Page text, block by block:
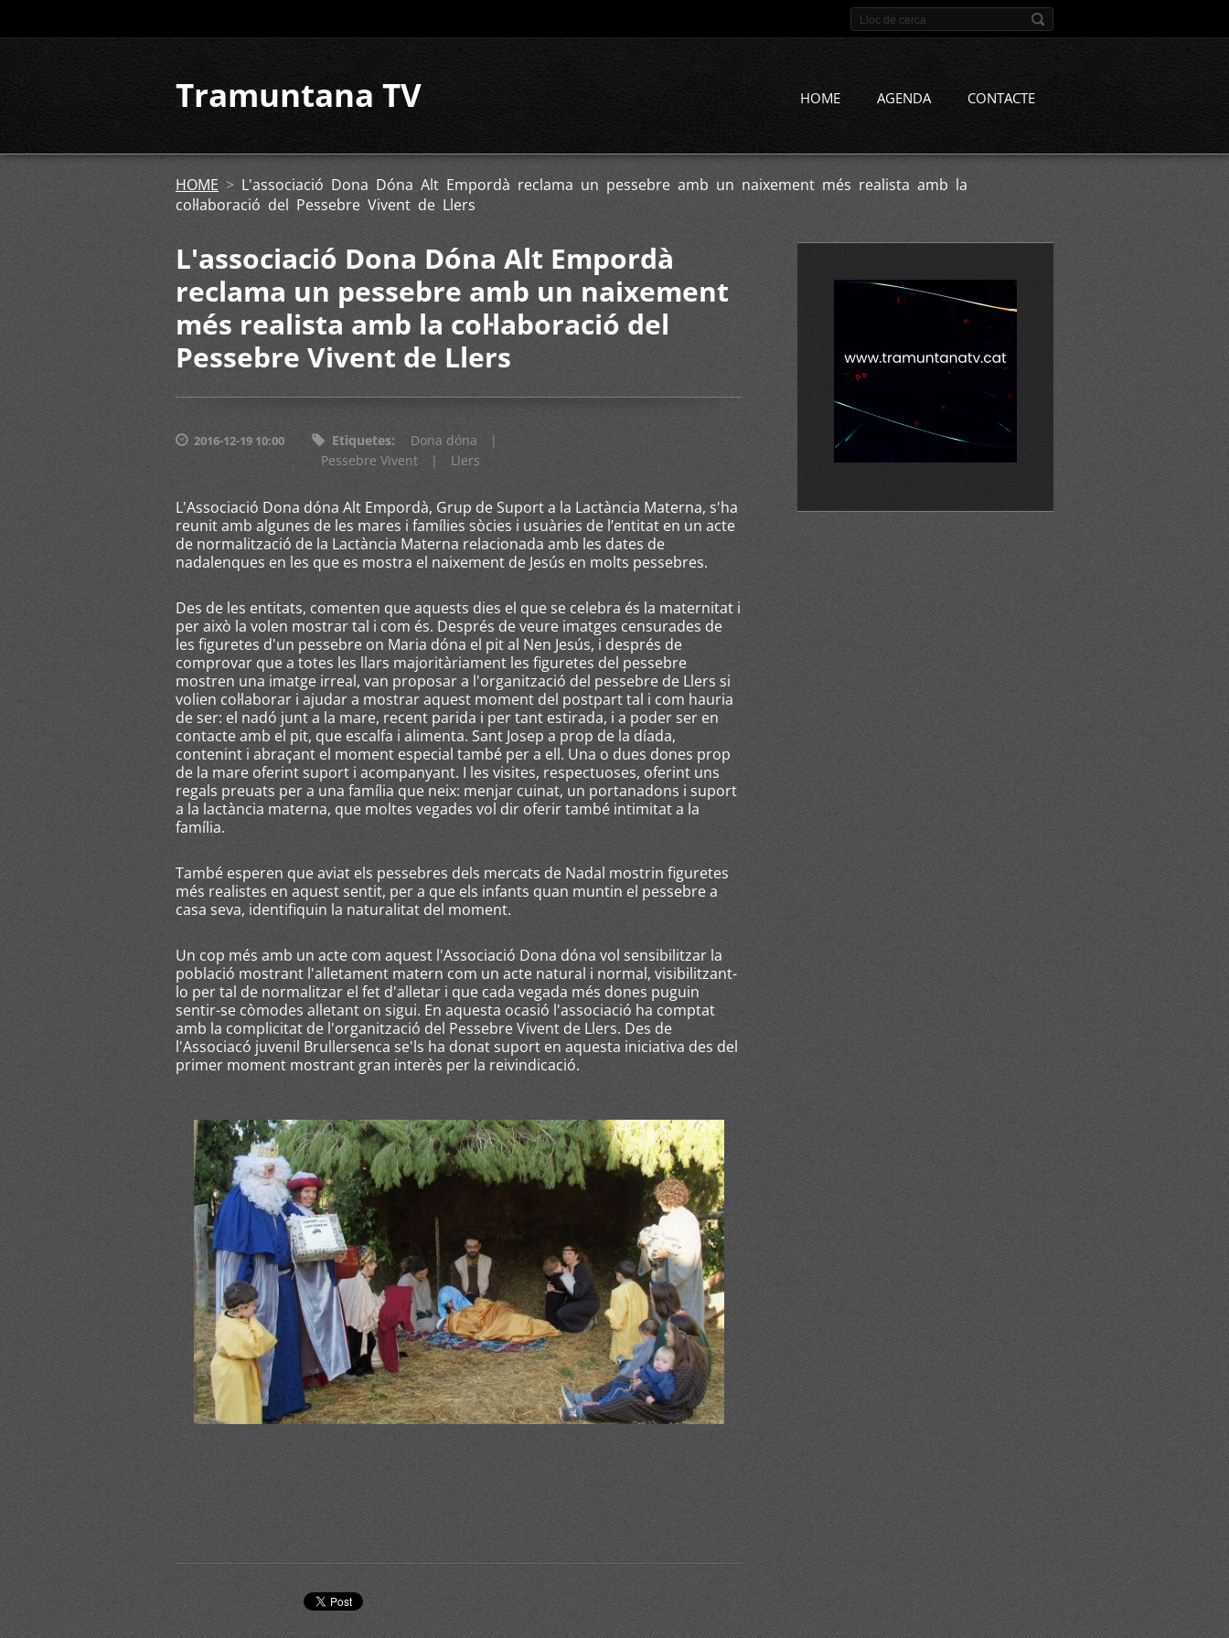
Tramuntana TV HOME AGENDA CONTACTE
HOME > L'associació Dona Dóna Alt Empordà reclama un pessebre amb un naixement més realista amb la
col·laboració del Pessebre Vivent de Llers
L'associació Dona Dóna Alt Empordà
reclama un pessebre amb un naixement
més realista amb la col·laboració del
Pessebre Vivent de Llers
2016-12-19 10:00 Etiquetes: Dona dóna
|
Pessebre Vivent
| Llers
L'Associació Dona dóna Alt Empordà, Grup de Suport a la Lactància Materna, s'ha
reunit amb algunes de les mares i famílies sòcies i usuàries de l’entitat en un acte
de normalització de la Lactància Materna relacionada amb les dates de
nadalenques en les que es mostra el naixement de Jesús en molts pessebres.
Des de les entitats, comenten que aquests dies el que se celebra és la maternitat i
per això la volen mostrar tal i com és. Després de veure imatges censurades de
les figuretes d'un pessebre on Maria dóna el pit al Nen Jesús, i després de
comprovar que a totes les llars majoritàriament les figuretes del pessebre
mostren una imatge irreal, van proposar a l'organització del pessebre de Llers si
volien col·laborar i ajudar a mostrar aquest moment del postpart tal i com hauria
de ser: el nadó junt a la mare, recent parida i per tant estirada, i a poder ser en
contacte amb el pit, que escalfa i alimenta. Sant Josep a prop de la díada,
contenint i abraçant el moment especial també per a ell. Una o dues dones prop
de la mare oferint suport i acompanyant. I les visites, respectuoses, oferint uns
regals preuats per a una família que neix: menjar cuinat, un portanadons i suport
a la lactància materna, que moltes vegades vol dir oferir també intimitat a la
família.
També esperen que aviat els pessebres dels mercats de Nadal mostrin figuretes
més realistes en aquest sentit, per a que els infants quan muntin el pessebre a
casa seva, identifiquin la naturalitat del moment.
Un cop més amb un acte com aquest l'Associació Dona dóna vol sensibilitzar la
població mostrant l'alletament matern com un acte natural i normal, visibilitzant-
lo per tal de normalitzar el fet d'alletar i que cada vegada més dones puguin
sentir-se còmodes alletant on sigui. En aquesta ocasió l'associació ha comptat
amb la complicitat de l'organització del Pessebre Vivent de Llers. Des de
l'Associacó juvenil Brullersenca se'ls ha donat suport en aquesta iniciativa des del
primer moment mostrant gran interès per la reivindicació.